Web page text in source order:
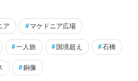
ア # マケドニア広場
#一人旅 # 国境超え #石橋
#銅像